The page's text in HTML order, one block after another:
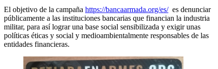
El objetivo de la campaña https://bancaarmada.org/es/es denunciar
públicamente a las instituciones bancarias que financian la industria
militar, para así lograr una base social sensibilizada y exigir unas
políticas éticas y social y medioambientalmente responsables de las
entidades financieras.